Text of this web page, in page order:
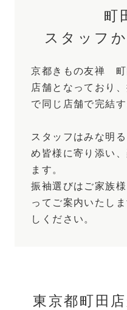
町
スタッフ
京都きもの友禅 町
店舗となっており
で同じ店舗で完結
スタッフはみな明
め皆様に寄り添い
ます。
振袖選びはご家族
ってご案内いたし
しください。
東京都町田